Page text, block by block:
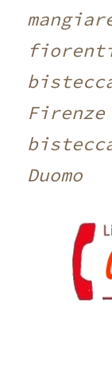
Duomo